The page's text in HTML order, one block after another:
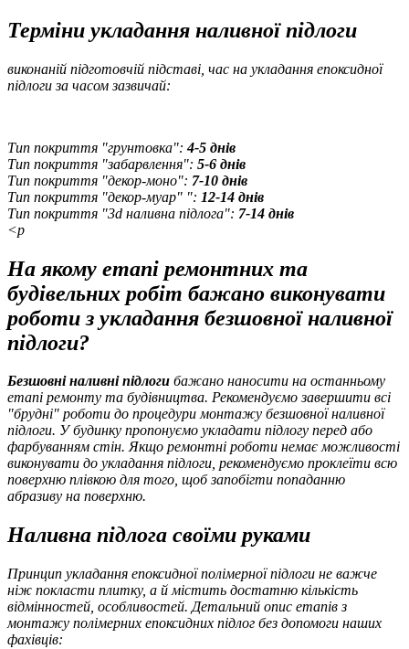
Терміни укладання наливної підлоги
виконаній підготовчій підставі, час на укладання епоксидної
підлоги за часом зазвичай:
Тип покриття "грунтовка":4-5 днів
Тип покриття "забарвлення": 5-6 днів
Тип покриття "декор-моно": 7-10 днів
Тип покриття "декор-муар" ": 12-14 днів
Тип покриття "3d наливна підлога": 7-14 днів
<p
На якому етапі ремонтних та
будівельних робіт бажано виконувати
роботи з укладання безшовної наливної
підлоги?
Безшовні наливні підлоги бажано наносити на останньому
етапі ремонту та будівництва. Рекомендуємо завершити всі
"брудні" роботи до процедури монтажу безшовної наливної
підлоги. У будинку пропонуємо укладати підлогу перед або
фарбуванням стін. Якщо ремонтні роботи немає можливості
виконувати до укладання підлоги, рекомендуємо проклеїти всю
поверхню плівкою для того, щоб запобігти попаданню
абразиву на поверхню.
Наливна підлога своїми руками
Принцип укладання епоксидної полімерної підлоги не важче
ніж покласти плитку, а й містить достатню кількість
відмінностей, особливостей. Детальний опис етапів з
монтажу полімерних епоксидних підлог без допомоги наших
фахівців: